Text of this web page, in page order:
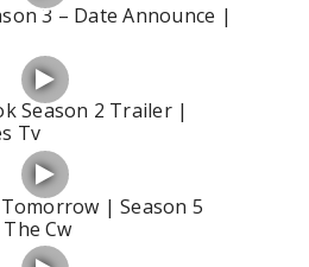
3 – Date Announce |
Season 2 Trailer |
Tv
Tomorrow | Season 5
Cw